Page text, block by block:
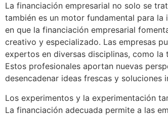
La financiación empresarial no solo se
también es un motor fundamental para
en que la financiación empresarial
creativo y especializado. Las empresas
expertos en diversas disciplinas, como
Estos profesionales aportan nuevas
desencadenar ideas frescas y soluciones
Los experimentos y la experimentación
La financiación adecuada permite a las